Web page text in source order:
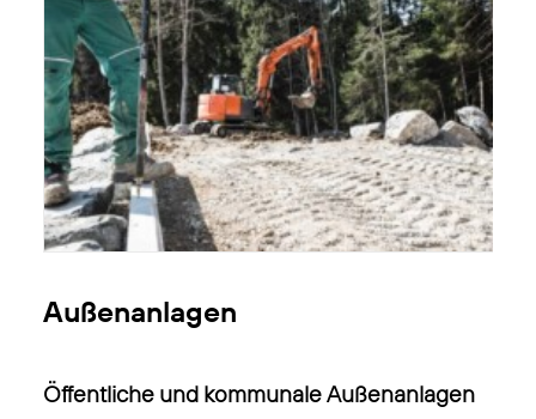
Außenanlagen
Öffentliche und kommunale Außenanlagen